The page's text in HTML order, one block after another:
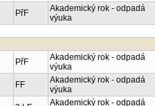
FSV
Akademický rok - odpadá
výuka
PřF
výuka
PřF
Akademický rok - odpadá
výuka
Akademický rok - odpadá